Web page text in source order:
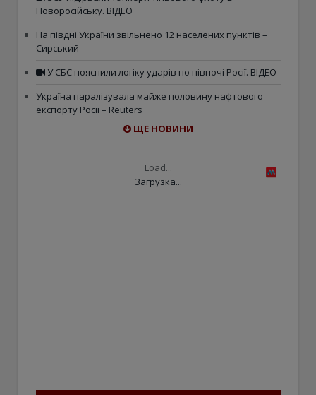
Новоросійську. ВІДЕО
На півдні України звільнено 12 населених пунктів –
Сирський
У СБС пояснили логіку ударів по півночі Росії. ВІДЕО
Україна паралізувала майже половину нафтового
експорту Росії – Reuters
ЩЕ НОВИНИ
Load...
Загрузка...